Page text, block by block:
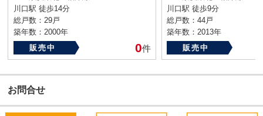
川口駅 徒歩14分
総戸数：29戸
築年数：2000年
販売中
0件
川口駅 徒歩9分
総戸数：44戸
築年数：2013年
販売中
お問合せ